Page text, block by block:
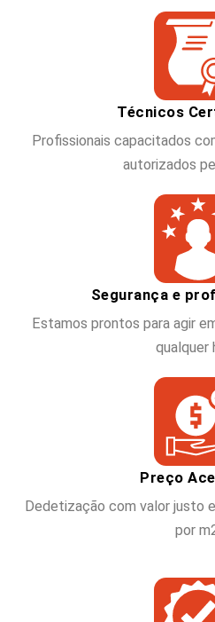
Técnicos
Profissionais capacitados
autorizados
Segurança e
Estamos prontos para agir
qualquer
Preço
Dedetização com valor justo
por